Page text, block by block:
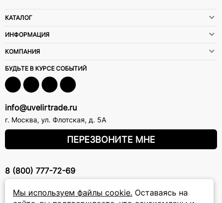
Мы используем файлы cookie. Оставаясь на
КАТАЛОГ
ИНФОРМАЦИЯ
КОМПАНИЯ
БУДЬТЕ В КУРСЕ СОБЫТИЙ
info@uvelirtrade.ru
г. Москва, ул. Флотская, д. 5А
ПЕРЕЗВОНИТЕ МНЕ
8 (800) 777-72-69
прием звонков: круглосуточно